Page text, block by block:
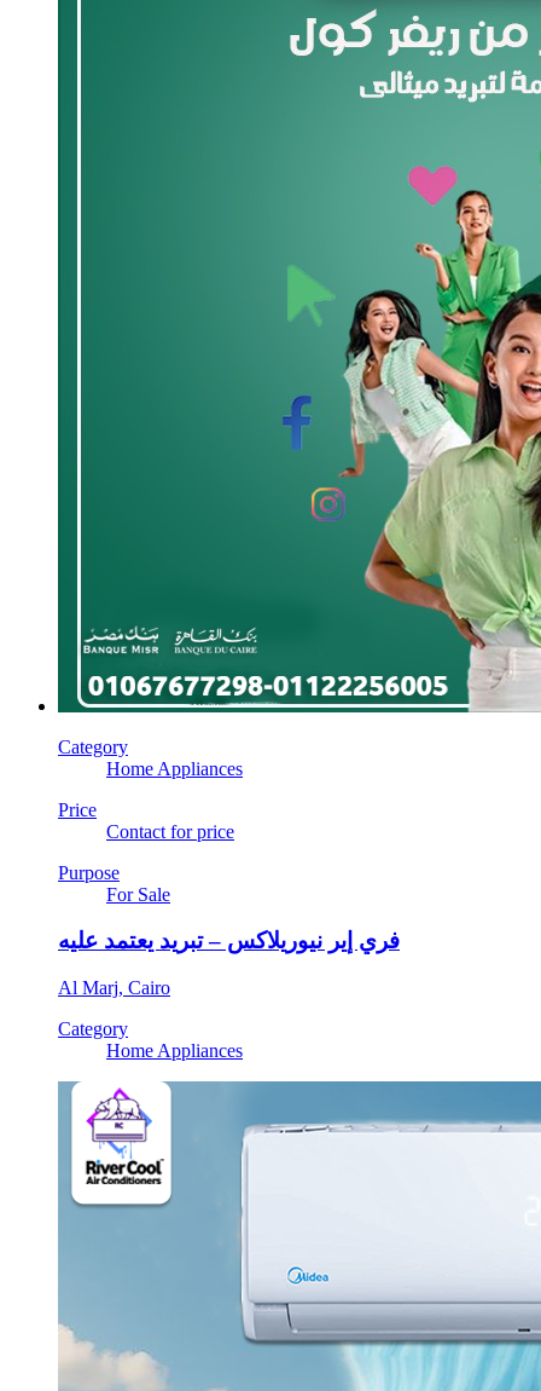
Category
Home Appliances
Price
Contact for price
Purpose
For Sale
فري إير نيوريلاكس – تبريد يعتمد عليه
Al Marj, Cairo
Category
Home Appliances